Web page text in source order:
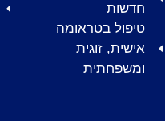
חדשות
טיפול בטראומה
אישית, זוגית
ומשפחתית